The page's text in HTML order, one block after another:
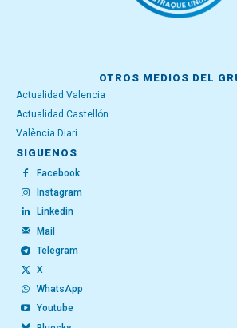
OTROS MEDIOS DEL
Actualidad Valencia
Actualidad Castellón
València Diari
SÍGUENOS
Facebook
Instagram
Linkedin
Mail
Telegram
X
WhatsApp
Youtube